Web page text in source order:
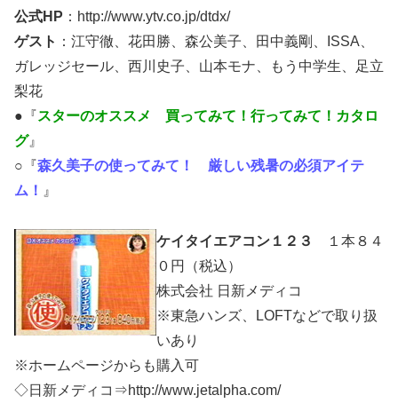
公式HP ：http://www.ytv.co.jp/dtdx/
ゲスト ：江守徹、花田勝、森公美子、田中義剛、ISSA、
ガレッジセール、西川史子、山本モナ、もう中学生、足立
梨花
●『スターのオススメ 買ってみて！行ってみて！カタロ
グ』
○『森久美子の使ってみて！ 厳しい残暑の必須アイテ
ム！ 』
ケイタイエアコン１２３
１本８４
０円（税込）
株式会社 日新メディコ
※東急ハンズ、LOFTなどで取り扱
いあり
※ホームページからも購入可
◇日新メディコ⇒http://www.jetalpha.com/